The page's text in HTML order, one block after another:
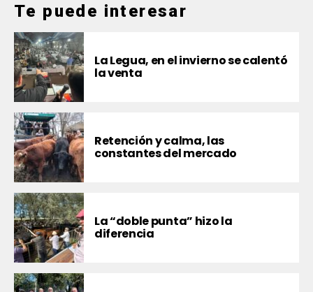
Te puede interesar
La Legua, en el invierno se calentó
la venta
Retención y calma, las
constantes del mercado
La “doble punta” hizo la
diferencia